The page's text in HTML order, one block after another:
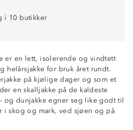
i 10 butikker
er en lett, isolerende og vindtett
helårsjakke for bruk året rundt.
på kjølige dager og som et
en skalljakke på de kaldeste
og dunjakke egner seg like godt til
i skog og mark, ved sjøen og på
og fjær